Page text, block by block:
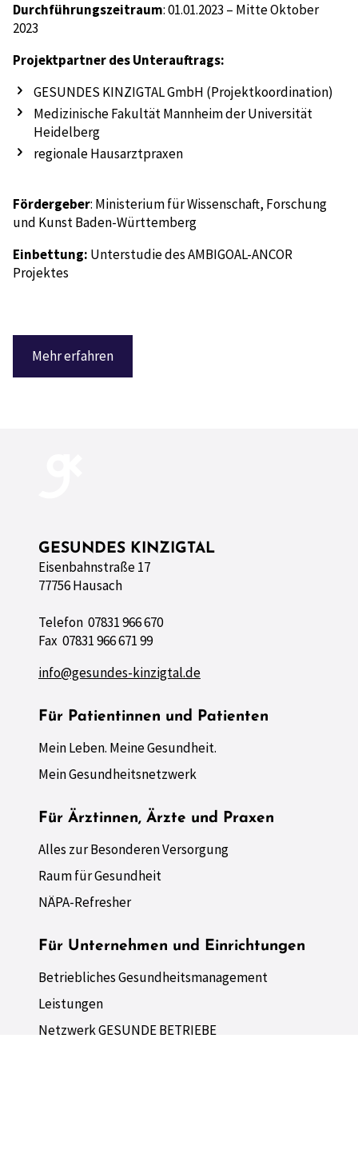
Durchführungszeitraum: 01.01.2023 – Mitte Oktober
2023
Projektpartner des Unterauftrags:
GESUNDES KINZIGTAL GmbH (Projektkoordination)
Medizinische Fakultät Mannheim der Universität
Heidelberg
regionale Hausarztpraxen
Fördergeber: Ministerium für Wissenschaft, Forschung
und Kunst Baden-Württemberg
Einbettung: Unterstudie des AMBIGOAL-ANCOR
Projektes
Mehr erfahren
GESUNDES KINZIGTAL
Eisenbahnstraße 17
77756 Hausach
Telefon 07831 966 670
Fax 07831 966 671 99
info@gesundes-kinzigtal.de
Für Patientinnen und Patienten
Mein Leben. Meine Gesundheit.
Mein Gesundheitsnetzwerk
Für Ärztinnen, Ärzte und Praxen
Alles zur Besonderen Versorgung
Raum für Gesundheit
NÄPA-Refresher
Für Unternehmen und Einrichtungen
Betriebliches Gesundheitsmanagement
Leistungen
Netzwerk GESUNDE BETRIEBE